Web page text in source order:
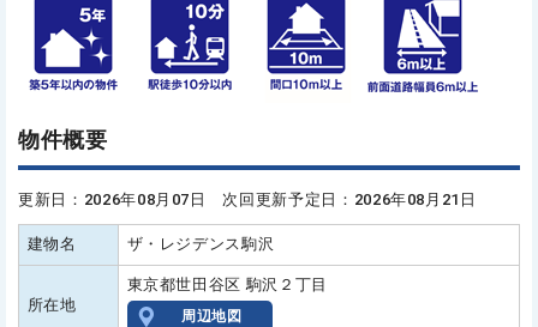
物件概要
更新日：2026年08月07日 次回更新予定日：2026年08月21日
建物名 ザ・レジデンス駒沢
所在地
東京都世田谷区 駒沢２丁目
周辺地図